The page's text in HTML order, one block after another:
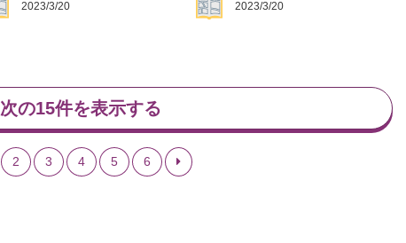
2023/3/20 2023/3/20
次の15件を表示する
2 3 4 5 6